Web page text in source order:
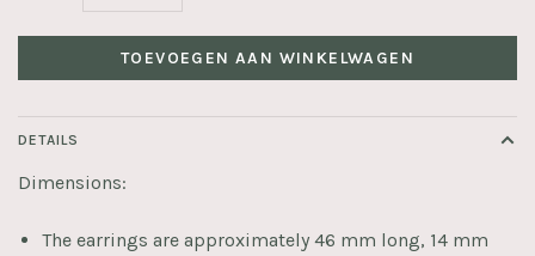
TOEVOEGEN AAN WINKELWAGEN
DETAILS
Dimensions:
The earrings are approximately 46 mm long, 14 mm